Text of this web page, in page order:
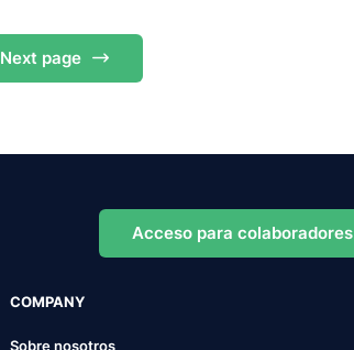
Next page
Acceso para colaboradores
COMPANY
Sobre nosotros